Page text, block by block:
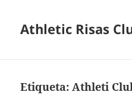
Athletic Risas
Etiqueta:Athleti